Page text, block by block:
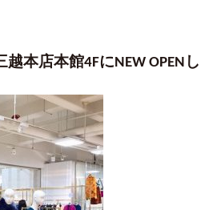
本店本館4FにNEW OPENし